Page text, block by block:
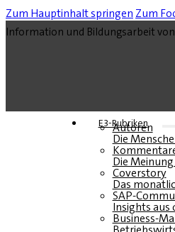
Zum Hauptinhalt springen Zum
Information und Bildungsarbeit
E3-Rubriken
Autoren
Die
Die
Coverstory
Das
SAP-
Insights aus
Business-